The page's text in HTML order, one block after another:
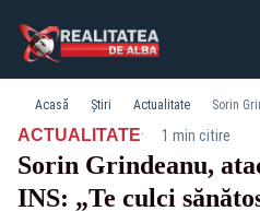
Acasă Știri Actualitate
ACTUALITATE· 1 min citire
Sorin Grindeanu,
INS: „Te culci